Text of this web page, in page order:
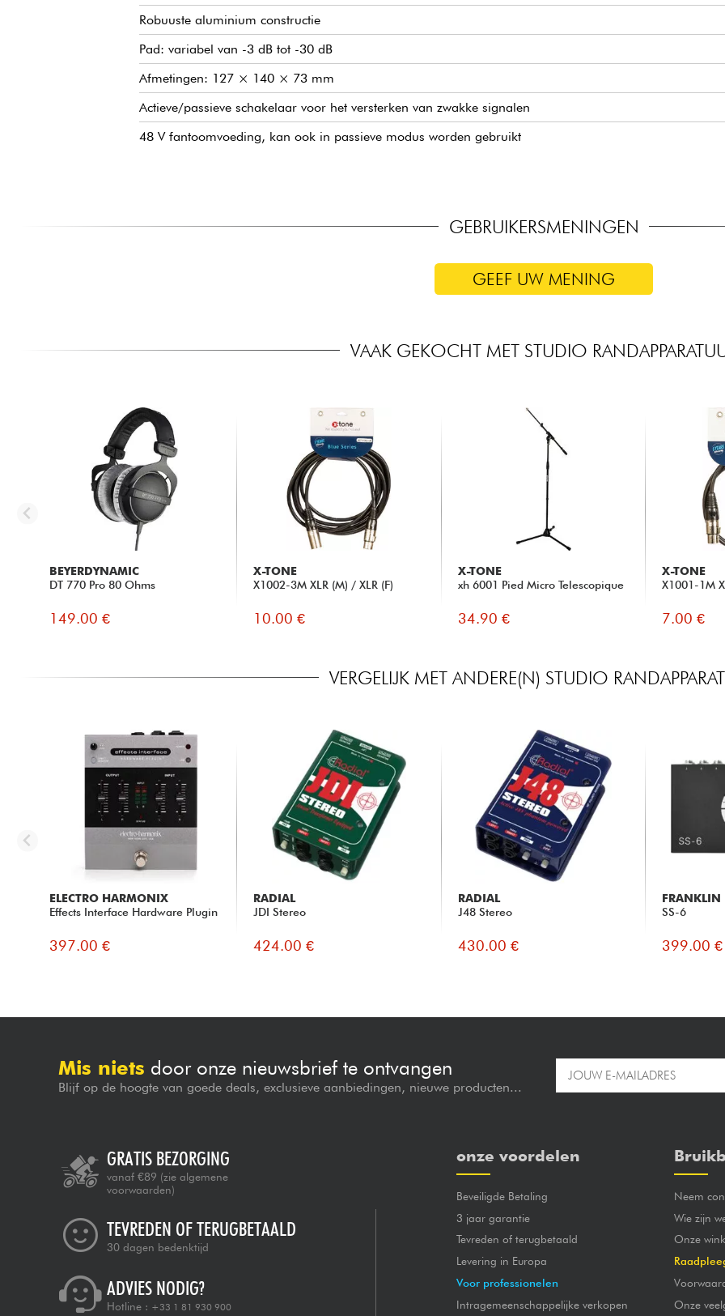
Robuuste aluminium constructie
Pad: variabel van -3 dB tot -30 dB
Afmetingen: 127 × 140 × 73 mm
Actieve/passieve schakelaar voor het versterken van zwakke signalen
48 V fantoomvoeding, kan ook in passieve modus worden gebruikt
GEBRUIKERSMENINGEN
GEEF UW MENING
VAAK GEKOCHT MET STUDIO
BEYERDYNAMIC
DT 770 Pro 80 Ohms
149.00 €
X-TONE
X1002-3M XLR (M) / XLR (F)
10.00 €
X-TONE
xh 6001 Pied Micro Telescopique
34.90 €
X-TONE
X1001-1M
7.00 €
VERGELIJK MET ANDERE(N) STUDIO
ELECTRO HARMONIX
Effects Interface Hardware Plugin
397.00 €
RADIAL
JDI Stereo
424.00 €
RADIAL
J48 Stereo
430.00 €
FRANKLIN
SS-6
399.00 €
Mis niets door onze nieuwsbrief te ontvangen
Blijf op de hoogte van goede deals, exclusieve aanbiedingen, nieuwe producten...
GRATIS BEZORGING
vanaf €89 (zie algemene
voorwaarden)
TEVREDEN OF TERUGBETAALD
30 dagen bedenktijd
ADVIES NODIG?
Hotline : +33 1 81 930 900
onze voordelen
Beveiligde Betaling
3 jaar garantie
Tevreden of terugbetaald
Levering in Europa
Voor professionelen
Intragemeenschappelijke verkopen
Neem
Wie zijn
Onze
Onze